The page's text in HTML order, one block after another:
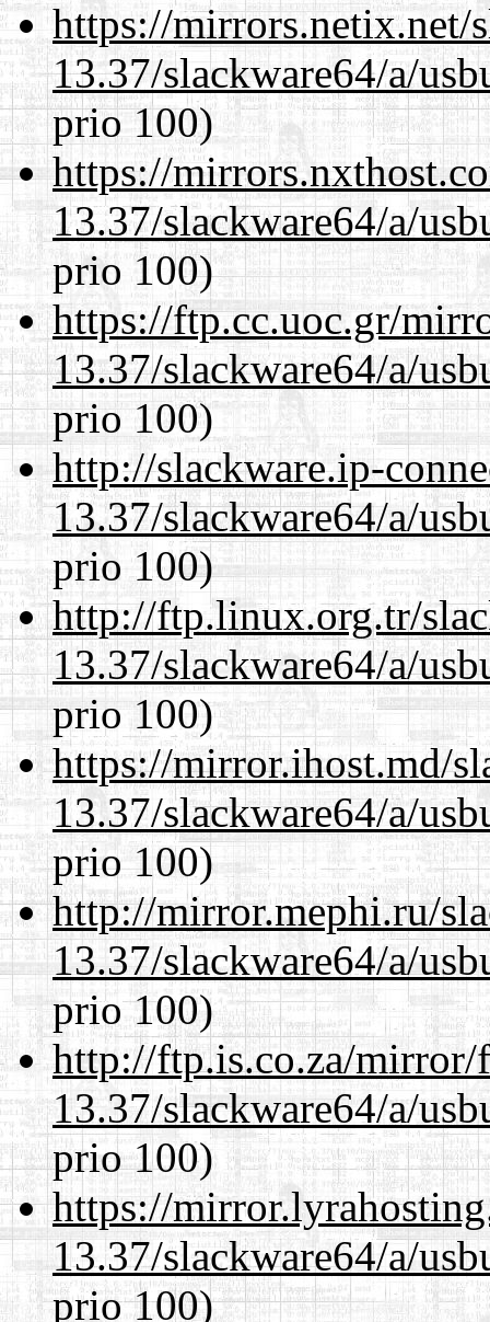
https://mirrors.netix.net/
13.37/slackware64/a/
prio 100)
https://
13.37/slackware64/a/
prio 100)
https://ftp.cc.uoc.gr/
13.37/slackware64/a/
prio 100)
http://slackware.ip-
13.37/slackware64/a/
prio 100)
http://ftp.linux.org.tr/
13.37/slackware64/a/
prio 100)
https://mirror.ihost.md/
13.37/slackware64/a/
prio 100)
http://mirror.mephi.ru/
13.37/slackware64/a/
prio 100)
http://ftp.is.co.za/mirror/
13.37/slackware64/a/
prio 100)
https://
13.37/slackware64/a/
prio 100)